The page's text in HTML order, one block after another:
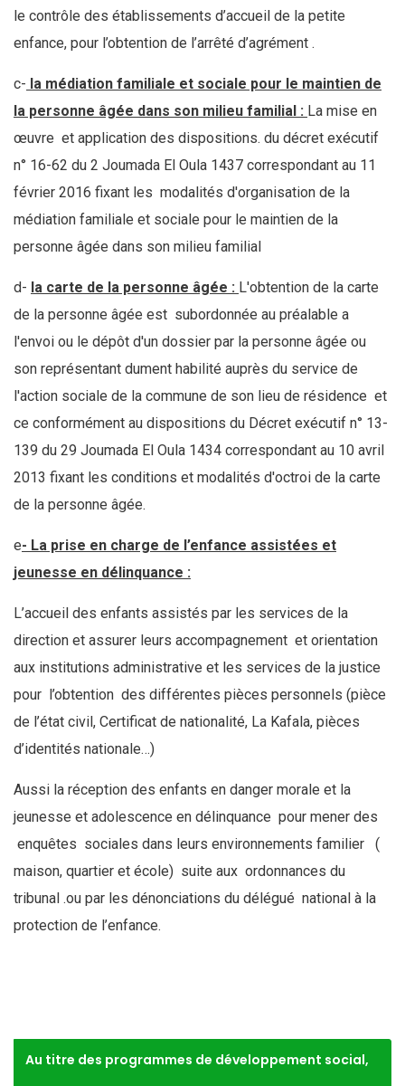
le contrôle des établissements d’accueil de la petite
enfance, pour l’obtention de l’arrêté d’agrément .
c- la médiation familiale et sociale pour le maintien de
la personne âgée dans son milieu familial : La mise en
œuvre et application des dispositions. du décret exécutif
n° 16-62 du 2 Joumada El Oula 1437 correspondant au 11
février 2016 fixant les modalités d'organisation de la
médiation familiale et sociale pour le maintien de la
personne âgée dans son milieu familial
d- la carte de la personne âgée : L'obtention de la carte
de la personne âgée est subordonnée au préalable a
l'envoi ou le dépôt d'un dossier par la personne âgée ou
son représentant dument habilité auprès du service de
l'action sociale de la commune de son lieu de résidence et
ce conformément au dispositions du Décret exécutif n° 13-
139 du 29 Joumada El Oula 1434 correspondant au 10 avril
2013 fixant les conditions et modalités d'octroi de la carte
de la personne âgée.
e- La prise en charge de l’enfance assistées et
jeunesse en délinquance :
L’accueil des enfants assistés par les services de la
direction et assurer leurs accompagnement et orientation
aux institutions administrative et les services de la justice
pour l’obtention des différentes pièces personnels (pièce
de l’état civil, Certificat de nationalité, La Kafala, pièces
d’identités nationale…)
Aussi la réception des enfants en danger morale et la
jeunesse et adolescence en délinquance pour mener des
enquêtes sociales dans leurs environnements familier (
maison, quartier et école) suite aux ordonnances du
tribunal .ou par les dénonciations du délégué national à la
protection de l’enfance.
Au titre des programmes de développement social,